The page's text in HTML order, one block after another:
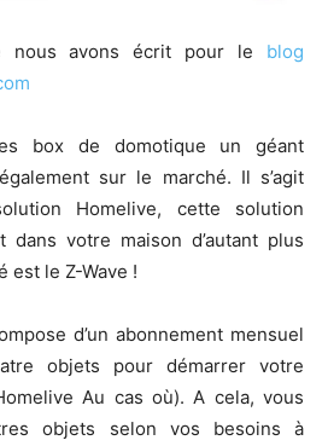
nous avons écrit pour le blog
box de domotique un géant
sur le marché. Il s’agit
Homelive, cette solution
dans votre maison d’autant plus
est le Z-Wave !
d’un abonnement mensuel
objets pour démarrer votre
Au cas où). A cela, vous
objets selon vos besoins à